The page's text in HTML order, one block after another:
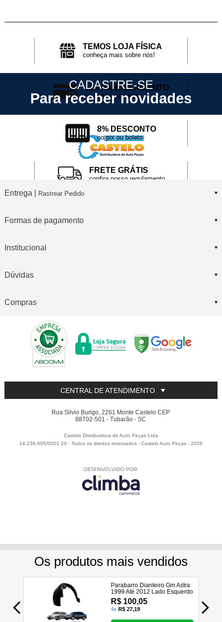
Utilizamos seus dados para analisar e personalizar nossa
loja virtual durante a sua navegação e em serviços de
terceiros parceiros. Ao navegar pela loja virtual, você nos
autoriza a coletar tais informações através do cookies e
utilizá-las para estas finalidades. Em caso de dúvidas,
acesse nossa
Política de Privacidade
TEMOS LOJA FÍSICA
conheça mais sobre nós!
12X PARCELAMENTO
no cartão de crédito
8% DESCONTO
no pix ou boleto
FRETE GRÁTIS
confira nosso regulamento
CADASTRE-SE
Para receber novidades
Entrega | Rastrear Pedido
Formas de pagamento
Institucional
Dúvidas
Compras
CENTRAL DE ATENDIMENTO
Rua Silvio Burigo, 2261 Monte Castelo CEP
88702-501 - Tubarão - SC
Castelo Distribuidora de Auto Peças Ltda
14.238.605/0001-20 - Todos os direitos reservados -Castelo Auto Peças -2026